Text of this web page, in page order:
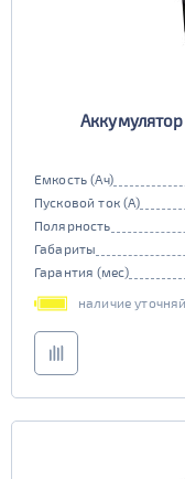
Аккумулятор
Емкость (Ач)
Пусковой ток (А)
Полярность
Габариты
Гарантия (мес)
наличие